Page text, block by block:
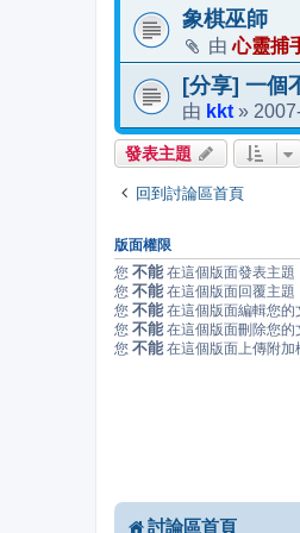
象棋巫師
由心靈捕
[分享] 一個
由 kkt »
發表主題
回到討論區首頁
版面權限
您 不能 在這個版面發表主題
您 不能 在這個版面回覆主題
您 不能 在這個版面編輯您的
您 不能 在這個版面刪除您的
您 不能 在這個版面上傳附加
討論區首頁